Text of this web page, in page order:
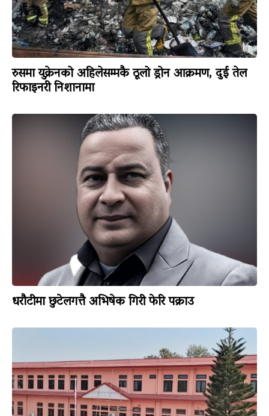
रुसमा युक्रेनको अहिलेसम्मकै ठूलो ड्रोन आक्रमण, दुई तेल
रिफाइनरी निशानामा
धरौटीमा छुटेलगत्तै अभिषेक गिरी फेरि पक्राउ